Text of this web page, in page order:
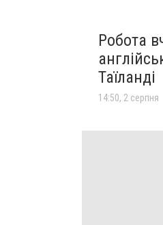
Робота
Таїланді
14:50, 2 серпня